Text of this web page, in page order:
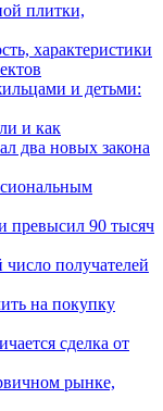
плитки,
характеристики
и детьми:
и как
два новых закона
превысил 90 тысяч
получателей
на покупку
сделка от
рынке,